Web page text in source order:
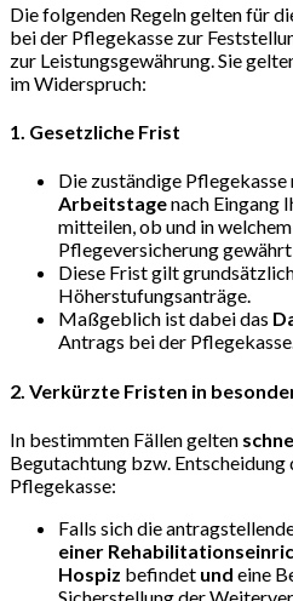
Die folgenden Regeln gelten für
bei der Pflegekasse zur
zur Leistungsgewährung. Sie
im Widerspruch:
1. Gesetzliche Frist
Die zuständige Pflegekasse
Arbeitstagenach Eingang
mitteilen, ob und in
Pflegeversicherung
Diese Frist gilt
Höherstufungsanträge.
Maßgeblich ist dabei das
Antrags bei der
2. Verkürzte Fristen in
In bestimmten Fällen gelten
Begutachtung bzw.
Pflegekasse:
Falls sich die
einer
Hospiz befindet und eine